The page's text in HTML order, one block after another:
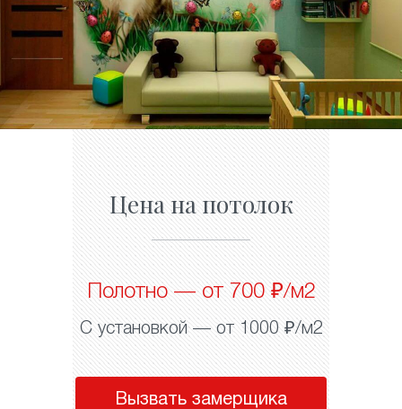
Цена на потолок
Полотно — от 700 ₽/м2
С установкой — от 1000 ₽/м2
Вызвать замерщика